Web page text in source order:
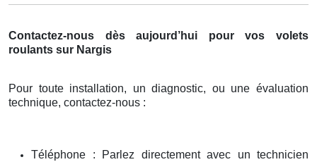
Contactez-nous dès aujourd’hui pour vos volets
roulants sur Nargis
Pour toute installation, un diagnostic, ou une évaluation
technique, contactez-nous :
Téléphone : Parlez directement avec un technicien